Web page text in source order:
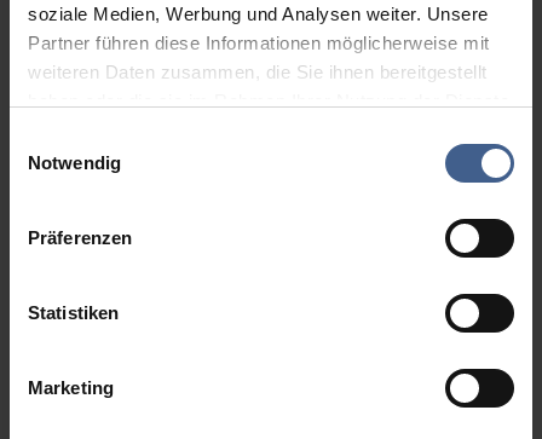
soziale Medien, Werbung und Analysen weiter. Unsere
Partner führen diese Informationen möglicherweise mit
weiteren Daten zusammen, die Sie ihnen bereitgestellt
Weitere Informationen finden Sie in unseren
Notwendig
Präferenzen
Statistiken
Marketing
Zurück zur Startseite Zur Suche